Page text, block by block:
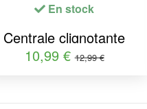
En stock
Centrale clignotante
Relais électronique pour
10,99 €12,99 €